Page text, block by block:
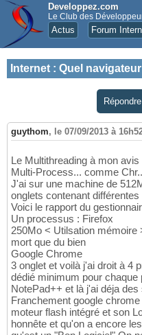
Developpez.com
Le Club des
Actus Forum
Internet : Quel
guythom, le 07/09/2013 à
Le Multithreading à mon
Multi-Process... comme
J'ai sur une machine de
onglets contenant
Voici le rapport du
Un processus : Firefox
250Mo < Utilsation mémoire
mort que du bien
Google Chrome
3 onglet et voilà j'ai droit à 4
dédié minimum pour
NotePad++ et là j'ai déja
Franchement google
moteur flash intégré et son
honnête et qu'on a encore